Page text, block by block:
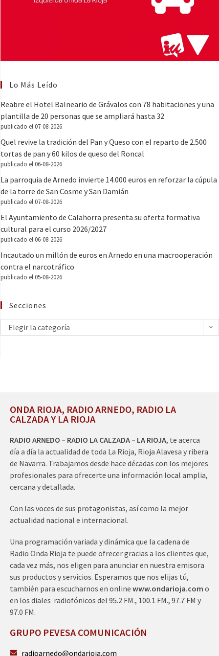
Lo Más Leído
Reabre el Hotel Balneario de Grávalos con 78 habitaciones y una
plantilla de 20 personas que se ampliará hasta 32
publicado el 07-08-2026
Quel revive la tradición del Pan y Queso con el reparto de 2.500
tortas de pan y 60 kilos de queso del Roncal
publicado el 06-08-2026
La parroquia de Arnedo invierte 14.000 euros en reforzar la cúpula
de la torre de San Cosme y San Damián
publicado el 07-08-2026
El Ayuntamiento de Calahorra presenta su oferta formativa
cultural para el curso 2026/2027
publicado el 06-08-2026
Incautado un millón de euros en Arnedo en una macrooperación
contra el narcotráfico
publicado el 05-08-2026
Secciones
Elegir la categoría
ONDA RIOJA, RADIO ARNEDO, RADIO LA
CALZADA Y LA RIOJA
RADIO ARNEDO – RADIO LA CALZADA – LA RIOJA, te acerca
día a día la actualidad de toda La Rioja, Rioja Alavesa y ribera
de Navarra. Trabajamos desde hace décadas con los mejores
profesionales para ofrecerte una información local amplia,
cercana y detallada.
Con las voces de sus protagonistas, así como la mejor
actualidad nacional e internacional.
Una programación variada y dinámica que la cadena de
Radio Onda Rioja te puede ofrecer gracias a los clientes que,
cada vez más, nos eligen para anunciar en nuestra emisora
sus productos y servicios. Esperamos que nos elijas tú,
también para escucharnos en online www.ondarioja.com o
en los diales radiofónicos del 95.2 FM., 100.1 FM., 97.7 FM y
97.0 FM.
GRUPO PEVESA COMUNICACIÓN
radioarnedo@ondarioja.com